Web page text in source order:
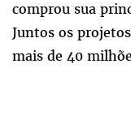
comprou sua
Juntos os
mais de 40